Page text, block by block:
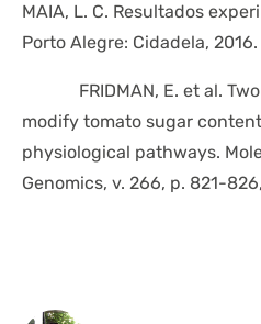
MAIA, L. C. Resultados
Porto Alegre: Cidadela, 2016.
FRIDMAN, E. et al.
modify tomato sugar
physiological pathways.
Genomics, v. 266, p. 821-